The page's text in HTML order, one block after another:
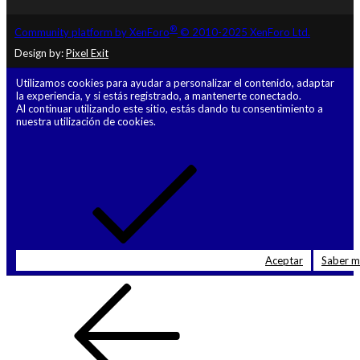
Community platform by XenForo® © 2010-2025 XenForo Ltd.
Design by:Pixel Exit
Utilizamos cookies para ayudar a personalizar el contenido, adaptar
la experiencia, y si estás registrado, a mantenerte conectado.
Al continuar utilizando este sitio, estás dando tu consentimiento a
nuestra utilización de cookies.
Aceptar Saber